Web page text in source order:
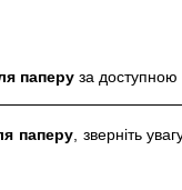
паперу за доступною
паперу, зверніть